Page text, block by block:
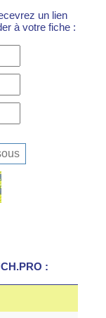
un lien
à votre fiche :
: